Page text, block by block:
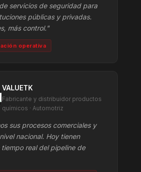
servicios de seguridad para
públicas y privadas.
más control."
operativa
VALUETK
Fabricante y distribuidor productos
químicos · Automotriz
sus procesos comerciales y
nacional. Hoy tienen
real del pipeline de